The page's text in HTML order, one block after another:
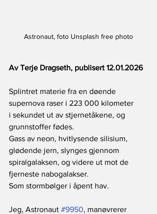
Astronaut, foto Unsplash free photo
Av Terje Dragseth, publisert 12.01.2026
Splintret materie fra en døende
supernova raser i 223 000 kilometer
i sekundet ut av stjernetåkene, og
grunnstoffer fødes.
Gass av neon, hvitlysende silisium,
glødende jern, slynges gjennom
spiralgalaksen, og videre ut mot de
fjerneste nabogalakser.
Som stormbølger i åpent hav.
Jeg, Astronaut #9950, manøvrerer